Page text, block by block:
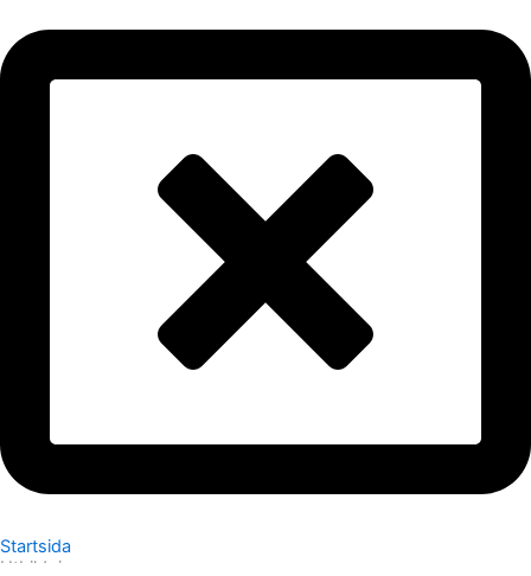
Startsida
Utbildningar